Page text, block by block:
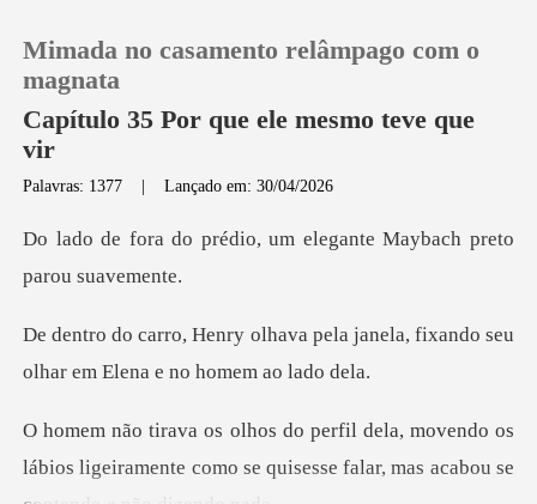
Loja
Sair
Baixar App
Mimada no casamento relâmpago com o
magnata
Capítulo 35 Por que ele mesmo teve que
vir
Palavras: 1377 |Lançado em: 30/04/2026
io, um elegante Maybach
pela janela, fixando seu
olhar
endo os
lábios ligeiramente como se quisesse fa